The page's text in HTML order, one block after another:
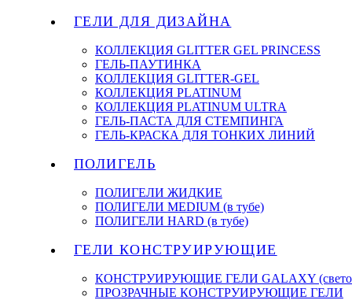
ГЕЛИ ДЛЯ ДИЗАЙНА
КОЛЛЕКЦИЯ GLITTER GEL PRINCESS
ГЕЛЬ-ПАУТИНКА
КОЛЛЕКЦИЯ GLITTER-GEL
КОЛЛЕКЦИЯ PLATINUM
КОЛЛЕКЦИЯ PLATINUM ULTRA
ГЕЛЬ-ПАСТА ДЛЯ СТЕМПИНГА
ГЕЛЬ-КРАСКА ДЛЯ ТОНКИХ ЛИНИЙ
ПОЛИГЕЛЬ
ПОЛИГЕЛИ ЖИДКИЕ
ПОЛИГЕЛИ MEDIUM (в тубе)
ПОЛИГЕЛИ HARD (в тубе)
ГЕЛИ КОНСТРУИРУЮЩИЕ
КОНСТРУИРУЮЩИЕ ГЕЛИ GALAXY
ПРОЗРАЧНЫЕ КОНСТРУИРУЮЩИЕ ГЕЛИ